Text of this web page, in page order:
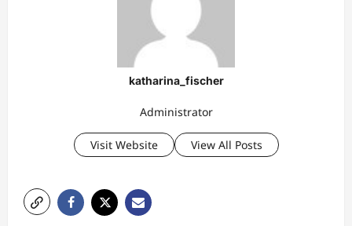
katharina_fischer
Administrator
Visit Website View All Posts